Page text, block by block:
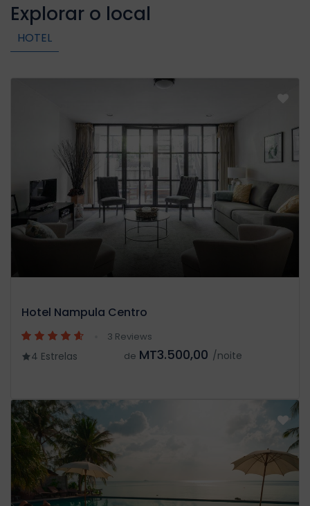
Explorar o local
HOTEL
Hotel Nampula Centro
3 Reviews
4 Estrelas de MT3.500,00 /noite